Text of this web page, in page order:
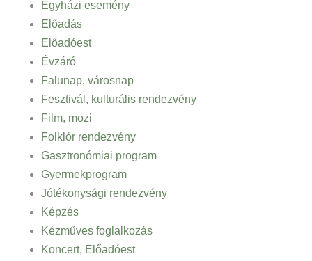
Egyházi esemény
Előadás
Előadóest
Évzáró
Falunap, városnap
Fesztivál, kulturális rendezvény
Film, mozi
Folklór rendezvény
Gasztronómiai program
Gyermekprogram
Jótékonysági rendezvény
Képzés
Kézműves foglalkozás
Koncert, Előadóest